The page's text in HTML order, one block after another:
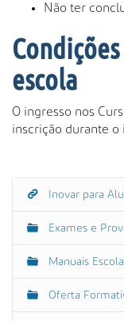
Não ter
escola
O ingresso nos
inscrição durante o
N
e
a
Inovar para
Exames e
Manuais
Oferta